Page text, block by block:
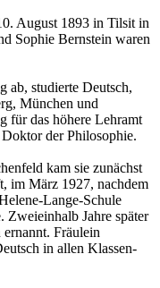
August 1893 in Tilsit in
Sophie Bernstein waren
ab, studierte Deutsch,
München und
für das höhere Lehramt
der Philosophie.
kam sie zunächst
im März 1927, nachdem
Lange-Schule
Zweieinhalb Jahre später
Fräulein
in allen Klassen­